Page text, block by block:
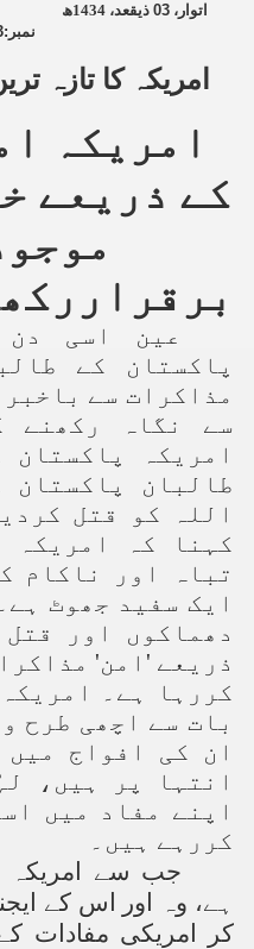
اتوار، 03 ذیقعد، 1434ھ
نمبر
امریکہ کا تازہ
امریکہ
کے ذریعے
عین اسی دن
پاکستان کے
مذاکرات سے
سے نگاہ رکھنے
امریکہ
طالبان
اللہ کو قتل
کہنا کہ امریکہ
تباہ اور ناکام
ایک سفید جھوٹ
دھماکوں اور
ذریعے 'امن'
کررہا ہے۔
بات سے اچھی طرح
ان کی افواج
انتہا پر ہیں،
اپنے مفاد میں
کررہے ہیں۔
جب سے امریکہ
ہے، وہ اور اس کے
کر امریکی مفادات